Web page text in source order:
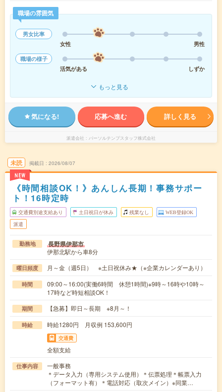
職場の雰囲気
男女比率
女性
男性
職場の様子
活気がある
しずか
もっと見る
気になる! 応募へ進む 詳しく見る
派遣会社 パーソルテンプスタッフ株式会社
未読
NEW
掲載日 2026/08/07
《時間相談OK！》あんしん長期！事務サポー
ト！16時定時
交通費別途支給あり 土日祝日が休み 残業なし WEB登録OK
派遣
勤務地 長野県伊那市
伊那北駅から車8分
曜日頻度 月～金（週5日） ※土日祝休み★（※企業カレンダーあり）
時間
09:00～16:00(実働6時間 休憩1時間)※9時～16時や10時～
17時など時短相談OK！
期間 【急募】即日～長期 ※8月～！
時給 時給1280円 月収例 153,600円
交通費
全額支給
仕事内容
一般事務
＊データ入力（専用システム使用）＊伝票処理＊帳票入力
（フォーマット有）＊電話対応（取次メイン）※同業…